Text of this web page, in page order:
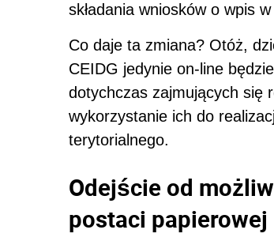
składania wniosków o wpis
Co daje ta zmiana? Otóż,
CEIDG jedynie on-line
dotychczas zajmujących się
wykorzystanie ich do
terytorialnego.
Odejście od
postaci